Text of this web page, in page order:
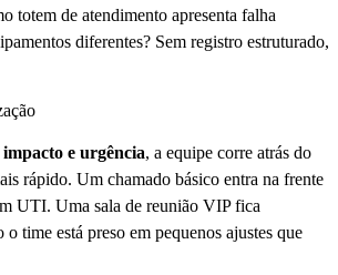
totem de atendimento apresenta falha
diferentes? Sem registro estruturado,
impacto e urgência, a equipe corre atrás do
rápido. Um chamado básico entra na frente
UTI. Uma sala de reunião VIP fica
time está preso em pequenos ajustes que